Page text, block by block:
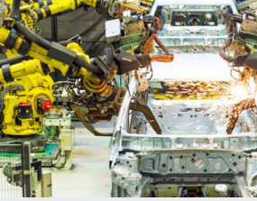
Ramazan
Resmi İlanlar
Rüya Tabirleri
Sağlık
Savunma Sanayi